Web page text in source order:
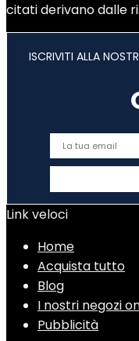
citati derivano dalle
ISCRIVITI ALLA
Link veloci
Home
Acquista tutto
Blog
I nostri negozi
Pubblicità